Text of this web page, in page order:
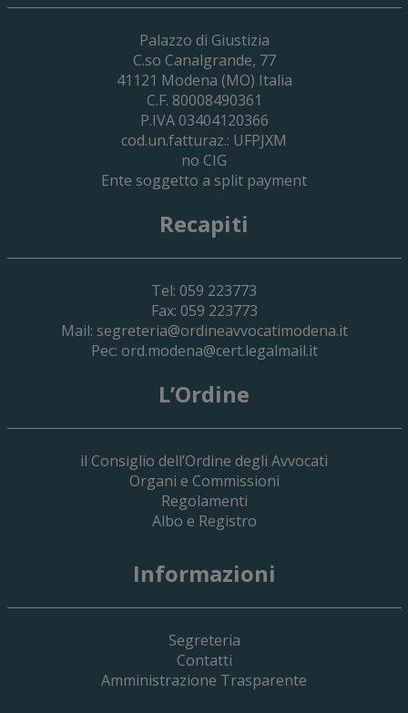
29 Giugno 2026
Cassa Forense – Elezioni Dei Delegati
2030
19 Giugno 2026
Palazzo di Giustizia
C.so Canalgrande, 77
41121 Modena (MO) Italia
C.F. 80008490361
P.IVA 03404120366
cod.un.fatturaz.: UFPJXM
no CIG
Ente soggetto a split payment
Recapiti
Tel: 059 223773
Fax: 059 223773
Mail: segreteria@ordineavvocatimodena.it
Pec: ord.modena@cert.legalmail.it
L’Ordine
il Consiglio dell’Ordine degli Avvocati
Organi e Commissioni
Regolamenti
Albo e Registro
Informazioni
Segreteria
Contatti
Amministrazione Trasparente